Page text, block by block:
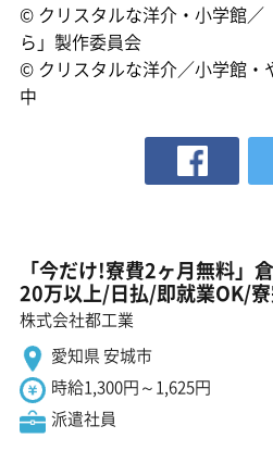
© クリスタルな洋介・小学館／
ら」製作委員会
© クリスタルな洋介／小学館・
中
「今だけ!寮費2ヶ月無料」
20万以上/日払/即就業OK/
株式会社都工業
愛知県 安城市
時給1,300円～1,625円
派遣社員